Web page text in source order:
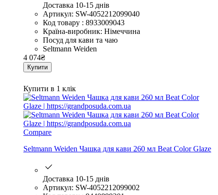
Доставка 10-15 днів
Артикул: SW-4052212099040
Код товару : 8933009043
Країна-виробник: Німеччина
Посуд для кави та чаю
Seltmann Weiden
4 074₴
Купити
Купити в 1 клік
Compare
Seltmann Weiden Чашка для кави 260 мл Beat Color Glaze
Доставка 10-15 днів
Артикул: SW-4052212099002